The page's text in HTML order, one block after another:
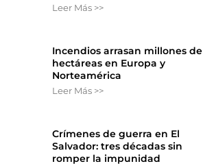
Leer Más >>
Incendios arrasan millones de
hectáreas en Europa y
Norteamérica
Leer Más >>
Crímenes de guerra en El
Salvador: tres décadas sin
romper la impunidad